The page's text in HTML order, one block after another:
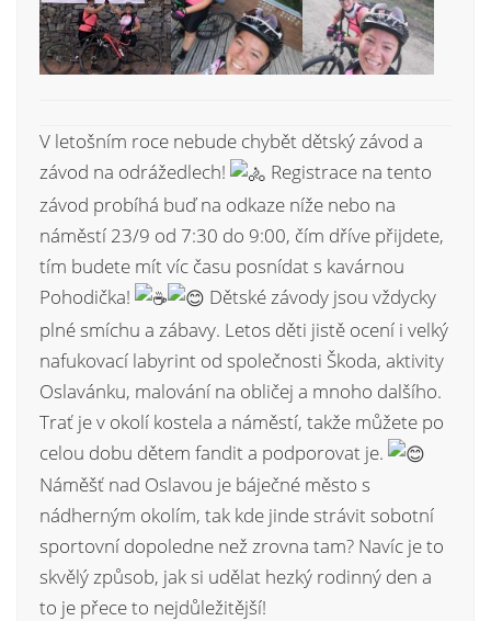
V letošním roce nebude chybět dětský závod a
závod na odrážedlech!
Registrace na tento
závod probíhá buď na odkaze níže nebo na
náměstí 23/9 od 7:30 do 9:00, čím dříve přijdete,
tím budete mít víc času posnídat s kavárnou
Pohodička!
Dětské závody jsou vždycky
plné smíchu a zábavy. Letos děti jistě ocení i velký
nafukovací labyrint od společnosti Škoda, aktivity
Oslavánku, malování na obličej a mnoho dalšího.
Trať je v okolí kostela a náměstí, takže můžete po
celou dobu dětem fandit a podporovat je.
Náměšť nad Oslavou je báječné město s
nádherným okolím, tak kde jinde strávit sobotní
sportovní dopoledne než zrovna tam? Navíc je to
skvělý způsob, jak si udělat hezký rodinný den a
to je přece to nejdůležitější!